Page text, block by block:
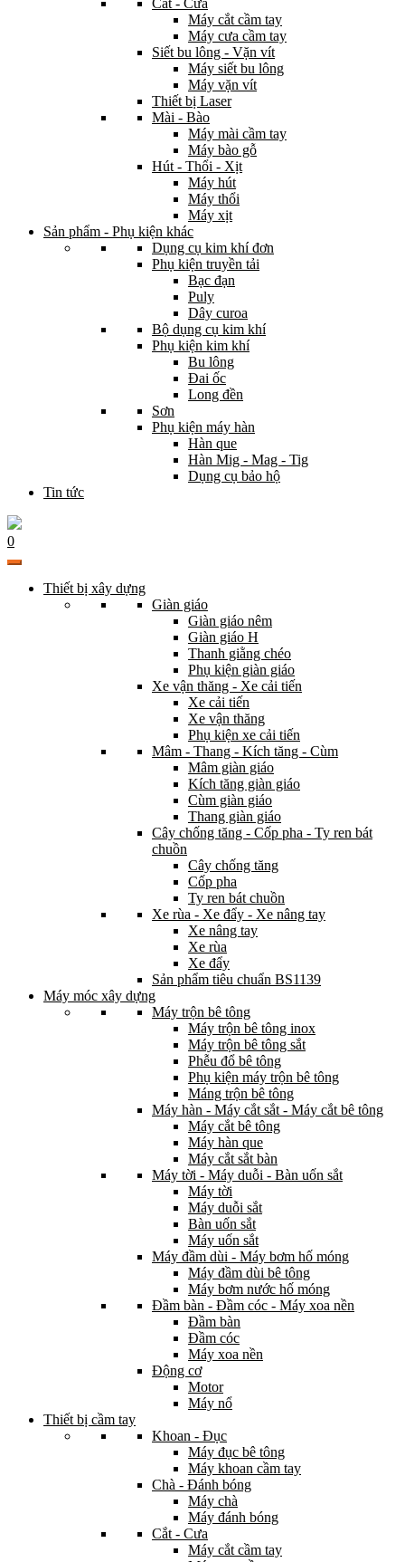
Cắt - Cưa
Máy cắt cầm tay
Máy cưa cầm tay
Siết bu lông - Vặn vít
Máy siết bu lông
Máy vặn vít
Thiết bị Laser
Mài - Bào
Máy mài cầm tay
Máy bào gỗ
Hút - Thổi - Xịt
Máy hút
Máy thổi
Máy xịt
Sản phẩm - Phụ kiện khác
Dụng cụ kim khí đơn
Phụ kiện truyền tải
Bạc đạn
Puly
Dây curoa
Bộ dụng cụ kim khí
Phụ kiện kim khí
Bu lông
Đai ốc
Long đền
Sơn
Phụ kiện máy hàn
Hàn que
Hàn Mig - Mag - Tig
Dụng cụ bảo hộ
Tin tức
0
Thiết bị xây dựng
Giàn giáo
Giàn giáo nêm
Giàn giáo H
Thanh giằng chéo
Phụ kiện giàn giáo
Xe vận thăng - Xe cải tiến
Xe cải tiến
Xe vận thăng
Phụ kiện xe cải tiến
Mâm - Thang - Kích tăng - Cùm
Mâm giàn giáo
Kích tăng giàn giáo
Cùm giàn giáo
Thang giàn giáo
Cây chống tăng - Cốp pha - Ty ren bát
chuồn
Cây chống tăng
Cốp pha
Ty ren bát chuồn
Xe rùa - Xe đẩy - Xe nâng tay
Xe nâng tay
Xe rùa
Xe đẩy
Sản phẩm tiêu chuẩn BS1139
Máy móc xây dựng
Máy trộn bê tông
Máy trộn bê tông inox
Máy trộn bê tông sắt
Phễu đổ bê tông
Phụ kiện máy trộn bê tông
Máng trộn bê tông
Máy hàn - Máy cắt sắt - Máy cắt bê tông
Máy cắt bê tông
Máy hàn que
Máy cắt sắt bàn
Máy tời - Máy duỗi - Bàn uốn sắt
Máy tời
Máy duỗi sắt
Bàn uốn sắt
Máy uốn sắt
Máy đầm dùi - Máy bơm hố móng
Máy đầm dùi bê tông
Máy bơm nước hố móng
Đầm bàn - Đầm cóc - Máy xoa nền
Đầm bàn
Đầm cóc
Máy xoa nền
Động cơ
Motor
Máy nổ
Thiết bị cầm tay
Khoan - Đục
Máy đục bê tông
Máy khoan cầm tay
Chà - Đánh bóng
Máy chà
Máy đánh bóng
Cắt - Cưa
Máy cắt cầm tay